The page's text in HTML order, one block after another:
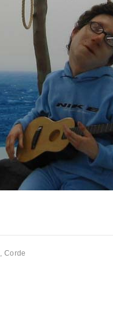
,Corde